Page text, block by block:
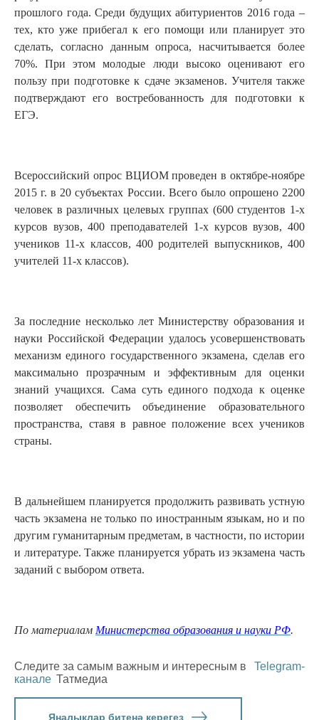
прошлого года. Среди будущих абитуриентов 2016 года –
тех, кто уже прибегал к его помощи или планирует это
сделать, согласно данным опроса, насчитывается более
70%. При этом молодые люди высоко оценивают его
пользу при подготовке к сдаче экзаменов. Учителя также
подтверждают его востребованность для подготовки к
ЕГЭ.
Всероссийский опрос ВЦИОМ проведен в октябре-ноябре
2015 г. в 20 субъектах России. Всего было опрошено 2200
человек в различных целевых группах (600 студентов 1-х
курсов вузов, 400 преподавателей 1-х курсов вузов, 400
учеников 11-х классов, 400 родителей выпускников, 400
учителей 11-х классов).
За последние несколько лет Министерству образования и
науки Российской Федерации удалось усовершенствовать
механизм единого государственного экзамена, сделав его
максимально прозрачным и эффективным для оценки
знаний учащихся. Сама суть единого подхода к оценке
позволяет обеспечить объединение образовательного
пространства, ставя в равное положение всех учеников
страны.
В дальнейшем планируется продолжить развивать устную
часть экзамена не только по иностранным языкам, но и по
другим гуманитарным предметам, в частности, по истории
и литературе. Также планируется убрать из экзамена часть
заданий с выбором ответа.
По материалам Министерства образования и науки РФ.
Следите за самым важным и интересным в
Telegram-
канале Татмедиа
Яңалыклар битенә керегез